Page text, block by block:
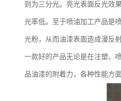
则为三分光。亮光表面反光效
光率低。至于喷油加工产品是
光粉，从而油漆表面造成漫反
一款好的产品无论是在注塑、
品油漆的附着力，各种性能方